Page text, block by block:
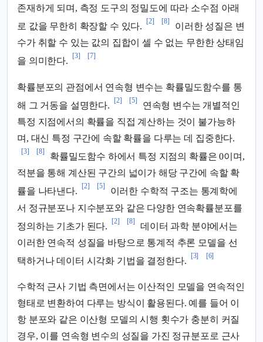
존재하게 되며, 측정 도구의 정밀도에 따라 소수점 아래
로 값을 무한히 확장할 수 있다.
[2] [8]
이러한 성질은 변
수가 취할 수 있는 값의 집합이 셀 수 없는 무한한 상태임
을 의미한다.
[3] [7]
확률분포의 관점에서 연속형 변수는 확률밀도함수를 통
해 그 거동을 설명한다.
[2] [5]
연속형 변수는 개별적인
특정 지점에서의 확률을 직접 계산하는 것이 불가능하
며, 대신 특정 구간에 속할 확률을 다루는 데 집중한다.
[3] [8]
확률밀도함수 하에서 특정 지점의 확률은 0이며,
적분을 통해 계산된 구간의 넓이가 해당 구간에 속할 확
률을 나타낸다.
[2] [5]
이러한 수학적 구조는 통계학에
서 정규분포나 지수분포와 같은 다양한 연속확률분포를
정의하는 기초가 된다.
[2] [8]
데이터 과학 분야에서는
이러한 연속적 성질을 바탕으로 통계적 추론 모델을 선
택하거나 데이터 시각화 기법을 결정한다.
[3] [6]
수학적 근사 기법 측면에서는 이산적인 모델을 연속적인
형태로 변환하여 다루는 방식이 활용된다. 예를 들어 이
항 분포와 같은 이산형 모델의 시행 횟수가 충분히 커질
경우, 이를 연속형 변수의 성질을 가진 정규분포로 근사